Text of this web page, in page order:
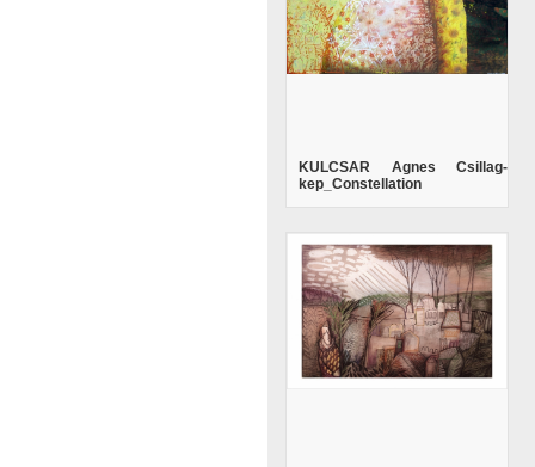
KULCSAR Agnes Csillag-
kep_Constellation